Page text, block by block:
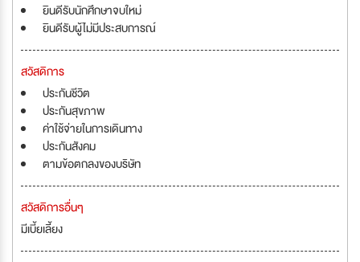
ยินดีรับนักศึกษาจบใหม่
ยินดีรับผู้ไม่มีประสบการณ์
สวัสดิการ
ประกันชีวิต
ประกันสุขภาพ
ค่าใช้จ่ายในการเดินทาง
ประกันสังคม
ตามข้อตกลงของบริษัท
สวัสดิการอื่นๆ
มีเบี้ยเลี้ยง